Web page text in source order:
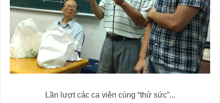
Lần lượt các ca viên cùng “thử sức”...